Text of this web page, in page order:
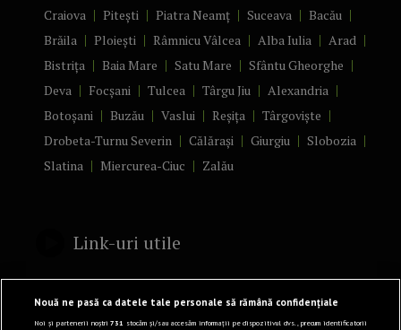
Craiova
Pitești Piatra Neamț Suceava
Bacău
Brăila
Ploiești Râmnicu Vâlcea Alba Iulia
Arad
Bistrița
Baia Mare Satu Mare
Sfântu Gheorghe
Deva
Focșani Tulcea Târgu Jiu
Alexandria
Botoșani
Buzău Vaslui Reșița
Târgoviște
Drobeta-Turnu Severin
Călărași Giurgiu
Slobozia
Slatina
Miercurea-Ciuc Zalău
Link-uri utile
Politică de confidențialitate
Termeni și Condiții
Nouă ne pasă ca datele tale personale să rămână confidențiale
Noi și partenerii noștri731 stocăm și/sau accesăm informații pe dispozitivul dvs., precum identificatorii